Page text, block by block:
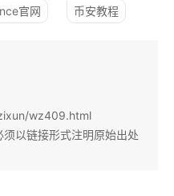
官网 币安教程
wz409.html
以链接形式注明原始出处